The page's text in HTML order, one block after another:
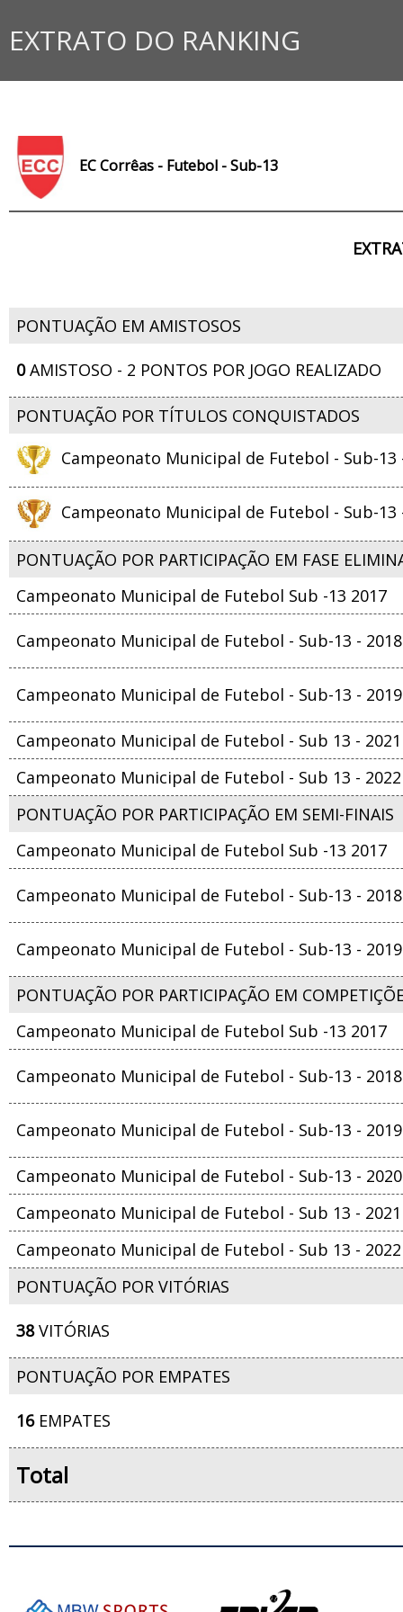
EXTRATO DO RANKING
EC Corrêas - Futebol - Sub-13
PONTUAÇÃO EM AMISTOSOS
0AMISTOSO - 2 PONTOS POR JOGO REALIZADO
PONTUAÇÃO POR TÍTULOS CONQUISTADOS
Campeonato Municipal de Futebol - Sub-13
Campeonato Municipal de Futebol - Sub-13
PONTUAÇÃO POR PARTICIPAÇÃO EM FASE
Campeonato Municipal de Futebol Sub -13 2017
Campeonato Municipal de Futebol - Sub-13 - 2018
Campeonato Municipal de Futebol - Sub-13 - 2019
Campeonato Municipal de Futebol - Sub 13 - 2021
Campeonato Municipal de Futebol - Sub 13 - 2022
PONTUAÇÃO POR PARTICIPAÇÃO EM SEMI-FINAIS
Campeonato Municipal de Futebol Sub -13 2017
Campeonato Municipal de Futebol - Sub-13 - 2018
Campeonato Municipal de Futebol - Sub-13 - 2019
PONTUAÇÃO POR PARTICIPAÇÃO EM
Campeonato Municipal de Futebol Sub -13 2017
Campeonato Municipal de Futebol - Sub-13 - 2018
Campeonato Municipal de Futebol - Sub-13 - 2019
Campeonato Municipal de Futebol - Sub-13 - 2020
Campeonato Municipal de Futebol - Sub 13 - 2021
Campeonato Municipal de Futebol - Sub 13 - 2022
PONTUAÇÃO POR VITÓRIAS
38VITÓRIAS
PONTUAÇÃO POR EMPATES
16EMPATES
Total